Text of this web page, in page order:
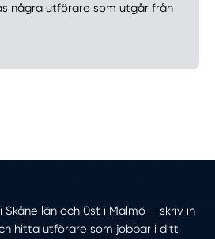
några utförare som utgår från
län och 0st i Malmö – skriv in
hitta utförare som jobbar i ditt